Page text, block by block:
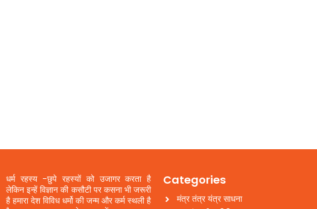
धर्म रहस्य -छुपे रहस्यों को उजागर करता है
लेकिन इन्हें विज्ञान की कसौटी पर कसना भी जरूरी
है हमारा देश विविध धर्मो की जन्म और कर्म स्थली है
Categories
मंत्र तंत्र यंत्र साधना